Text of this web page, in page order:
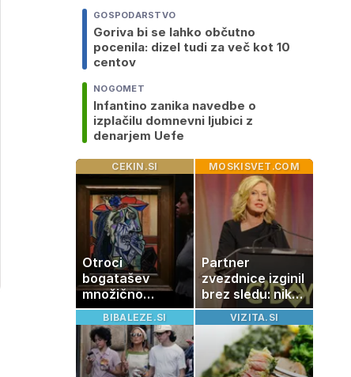
GOSPODARSTVO
Goriva bi se lahko občutno
pocenila: dizel tudi za več kot 10
centov
NOGOMET
Infantino zanika navedbe o
izplačilu domnevni ljubici z
denarjem Uefe
CEKIN.SI
Otroci
bogatašev
množično
prodajajo
družinske
zbirke: raje
imajo denar kot
umetnine
MOSKISVET.COM
Partner
zvezdnice izginil
brez sledu: nikoli
ga niso našli,
nato je prišla še
ena tragedija
BIBALEZE.SI VIZITA.SI